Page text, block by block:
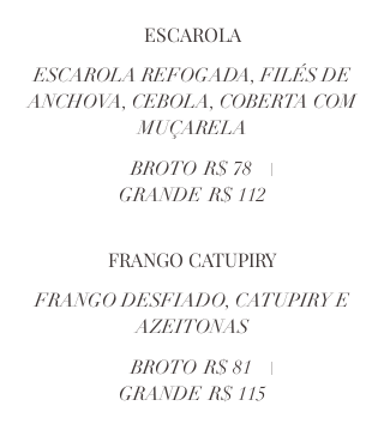
ESCAROLA
ESCAROLA REFOGADA, FILÉS DE
ANCHOVA, CEBOLA, COBERTA COM
MUÇARELA
BROTO R$ 78
GRANDE R$ 112
FRANGO CATUPIRY
FRANGO DESFIADO, CATUPIRY E
AZEITONAS
BROTO R$ 81
GRANDE R$ 115